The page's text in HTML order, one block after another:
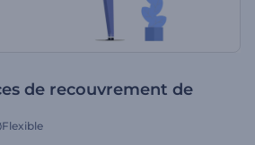
de recouvrement de
Flexible